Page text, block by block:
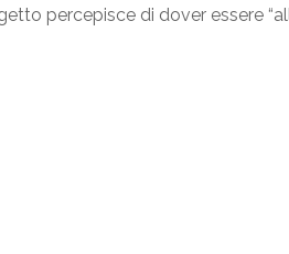
percepisce di dover essere